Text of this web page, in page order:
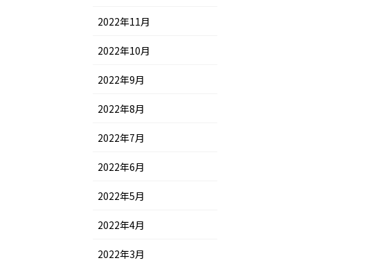
2022年11月
2022年10月
2022年9月
2022年8月
2022年7月
2022年6月
2022年5月
2022年4月
2022年3月